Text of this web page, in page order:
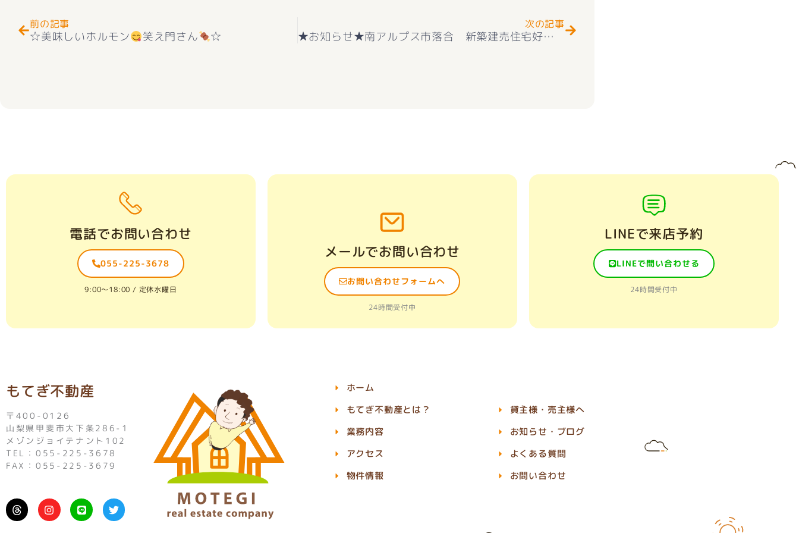
前の記事
☆美味しいホルモン 笑え門さん ☆
次の記事
★お知らせ★南アルプス市落合 新築建売住宅好評販売中
電話でお問い合わせ
055-225-3678
9:00〜18:00 / 定休水曜日
メールでお問い合わせ
お問い合わせフォームへ
24時間受付中
LINEで来店予約
LINEで問い合わせる
24時間受付中
もてぎ不動産
〒400-0126
山梨県甲斐市大下条286-1
メゾンジョイテナント102
TEL：055-225-3678
FAX：055-225-3679
I
n
s
L
i
n
T
w
i
ホーム
もてぎ不動産とは？
業務内容
アクセス
物件情報
貸主様・売主様へ
お知らせ・ブログ
よくある質問
お問い合わせ